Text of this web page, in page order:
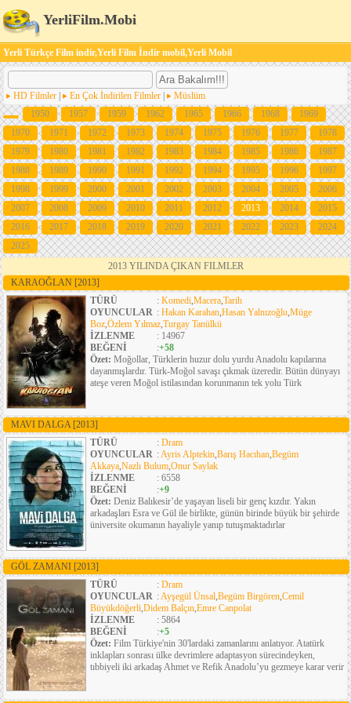
YerliFilm.Mobi
Yerli Türkçe Film indir,Yerli Film İndir mobil,Yerli Mobil
HD Filmler En Çok İndirilen Filmler
Müslüm
1950
1957 1959 1962 1965 1966 1968
1969
1970
1971 1972 1973 1974 1975 1976 1977
1978
1979
1980 1981 1982 1983 1984 1985 1986
1987
1988
1989 1990 1991 1992 1994 1995 1996
1997
1998
1999 2000 2001 2002 2003 2004 2005
2006
2007
2008 2009 2010 2011 2012 2013 2014
2015
2016
2017 2018 2019 2020 2021 2022 2023
2024
2025
2013 YILINDA ÇIKAN FILMLER
KARAOĞLAN [2013]
TÜRÜ
: Komedi,Macera,Tarih
OYUNCULAR : Hakan Karahan,Hasan Yalnızoğlu,Müge
Boz,Özlem Yılmaz,Turgay Tanülkü
İZLENME
: 14967
BEĞENİ
:+58
Özet: Moğollar, Türklerin huzur dolu yurdu Anadolu kapılarına
dayanmışlardır. Türk-Moğol savaşı çıkmak üzeredir. Bütün dünyayı
ateşe veren Moğol istilasından korunmanın tek yolu Türk
MAVI DALGA [2013]
TÜRÜ
: Dram
OYUNCULAR :Ayris Alptekin,Barış Hacıhan,Begüm
Akkaya,Nazlı Bulum,Onur Saylak
İZLENME
: 6558
BEĞENİ
:+9
Özet: Deniz Balıkesir’de yaşayan liseli bir genç kızdır. Yakın
arkadaşları Esra ve Gül ile birlikte, günün birinde büyük bir şehirde
üniversite okumanın hayaliyle yanıp tutuşmaktadırlar
GÖL ZAMANI [2013]
TÜRÜ
: Dram
OYUNCULAR :Ayşegül Ünsal,Begüm Birgören,Cemil
Büyükdöğerli,Didem Balçın,Emre Canpolat
İZLENME
: 5864
BEĞENİ
:+5
Özet: Film Türkiye'nin 30'lardaki zamanlarını anlatıyor. Atatürk
inklapları sonrası ülke devrimlere adaptasyon sürecindeyken,
tıbbiyeli iki arkadaş Ahmet ve Refik Anadolu’yu gezmeye karar verir